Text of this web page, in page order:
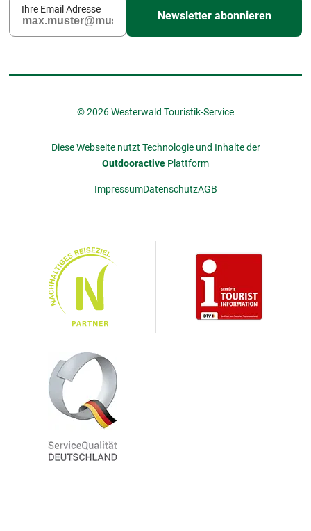
Ihre Email Adresse
Newsletter abonnieren
© 2026 Westerwald Touristik-Service
Diese Webseite nutzt Technologie und Inhalte der
Outdooractive Plattform
ImpressumDatenschutzAGB